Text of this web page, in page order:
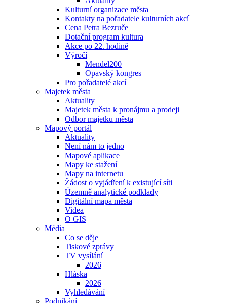
Kulturní organizace města
Kontakty na pořadatele kulturních akcí
Cena Petra Bezruče
Dotační program kultura
Akce po 22. hodině
Výročí
Mendel200
Opavský kongres
Pro pořadatelé akcí
Majetek města
Aktuality
Majetek města k pronájmu a prodeji
Odbor majetku města
Mapový portál
Aktuality
Není nám to jedno
Mapové aplikace
Mapy ke stažení
Mapy na internetu
Žádost o vyjádření k existující síti
Územně analytické podklady
Digitální mapa města
Videa
O GIS
Média
Co se děje
Tiskové zprávy
TV vysílání
2026
Hláska
2026
Vyhledávání